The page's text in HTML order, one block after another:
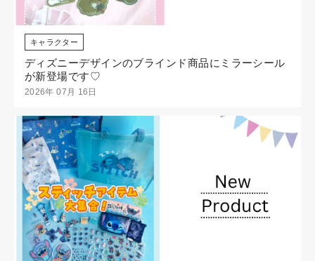
キャラクター
ディズニーデザインのブラインド商品にミラーシール
が新登場です♡
2026年 07月 16日